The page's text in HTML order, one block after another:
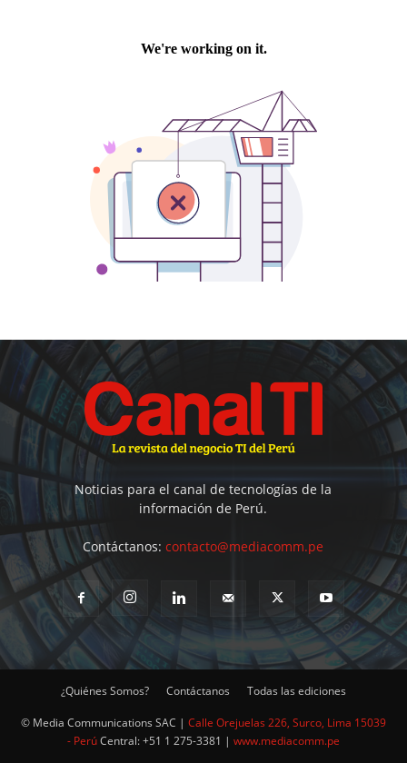
Noticias para el canal de tecnologías de la
información de Perú.
Contáctanos:contacto@mediacomm.pe
¿Quiénes Somos? Contáctanos Todas las ediciones
© Media Communications SAC | Calle Orejuelas 226, Surco, Lima 15039
- PerúCentral: +51 1 275-3381 | www.mediacomm.pe